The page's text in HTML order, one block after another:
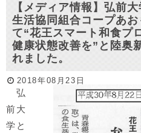
【メディア情報】弘前
生活協同組合コープあ
て“花王スマート和食
健康状態改善を”と陸奥
れました。
2018年08月23日
弘
前大
学と